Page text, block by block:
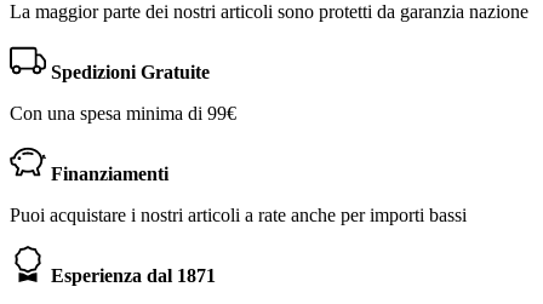
La maggior parte dei nostri articoli sono protetti da garanzia nazione
Spedizioni Gratuite
Con una spesa minima di 99€
Finanziamenti
Puoi acquistare i nostri articoli a rate anche per importi bassi
Esperienza dal 1871